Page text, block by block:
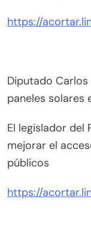
https://
Diputado
paneles solares
El legislador del
mejorar el
públicos
https://